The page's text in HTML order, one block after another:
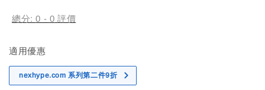
總分:0 - 0 評價
適用優惠
nexhype.com 系列第二件9折